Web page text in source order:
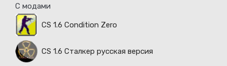
С модами
CS 1.6 Condition Zero
CS 1.6 Сталкер русская версия